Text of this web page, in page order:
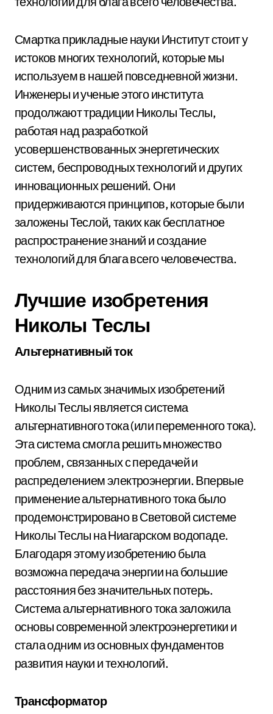
Смартка прикладные науки Институт стоит у
истоков многих технологий, которые мы
используем в нашей повседневной жизни.
Инженеры и ученые этого института
продолжают традиции Николы Теслы,
работая над разработкой
усовершенствованных энергетических
систем, беспроводных технологий и других
инновационных решений. Они
придерживаются принципов, которые были
заложены Теслой, таких как бесплатное
распространение знаний и создание
технологий для блага всего человечества.
Лучшие изобретения
Николы Теслы
Альтернативный ток
Одним из самых значимых изобретений
Николы Теслы является система
альтернативного тока (или переменного тока).
Эта система смогла решить множество
проблем, связанных с передачей и
распределением электроэнергии. Впервые
применение альтернативного тока было
продемонстрировано в Световой системе
Николы Теслы на Ниагарском водопаде.
Благодаря этому изобретению была
возможна передача энергии на большие
расстояния без значительных потерь.
Система альтернативного тока заложила
основы современной электроэнергетики и
стала одним из основных фундаментов
развития науки и технологий.
Трансформатор